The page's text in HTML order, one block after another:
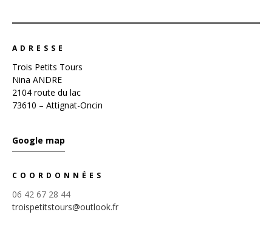
ADRESSE
Trois Petits Tours
Nina ANDRE
2104 route du lac
73610 – Attignat-Oncin
Google map
COORDONNÉES
06 42 67 28 44
troispetitstours@outlook.fr